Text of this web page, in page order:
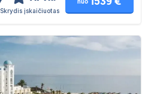
Skrydis įskaičiuotas
nuo